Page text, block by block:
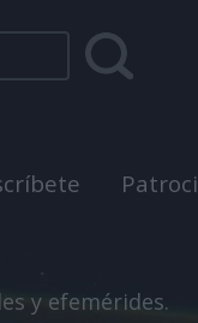
y efemérides.